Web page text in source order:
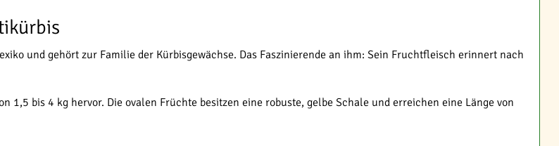
und gehört zur Familie der Kürbisgewächse. Das Faszinierende an ihm: Sein Fruchtfleisch erinnert nach
1,5 bis 4 kg hervor. Die ovalen Früchte besitzen eine robuste, gelbe Schale und erreichen eine Länge von